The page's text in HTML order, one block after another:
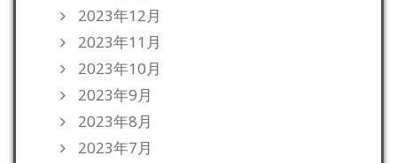
2023年12月
2023年11月
2023年10月
2023年9月
2023年8月
2023年7月